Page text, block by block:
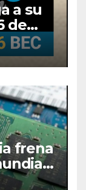
a su
de
frena